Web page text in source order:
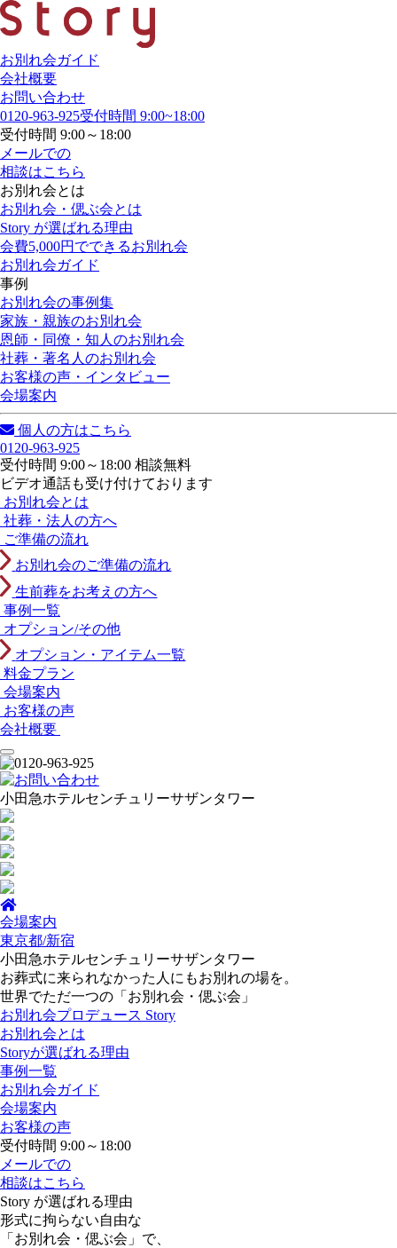
お別れ会ガイド
会社概要
お問い合わせ
0120-963-925受付時間 9:00~18:00
受付時間 9:00～18:00
メールでの
相談はこちら
お別れ会とは
お別れ会・偲ぶ会とは
Story が選ばれる理由
会費5,000円でできるお別れ会
お別れ会ガイド
事例
お別れ会の事例集
家族・親族のお別れ会
恩師・同僚・知人のお別れ会
社葬・著名人のお別れ会
お客様の声・インタビュー
会場案内
個人の方はこちら
0120-963-925
受付時間 9:00～18:00 相談無料
ビデオ通話も受け付けております
お別れ会とは
社葬・法人の方へ
ご準備の流れ
お別れ会のご準備の流れ
生前葬をお考えの方へ
事例一覧
オプション/その他
オプション・アイテム一覧
料金プラン
会場案内
お客様の声
会社概要
小田急ホテルセンチュリーサザンタワー
会場案内
東京都/新宿
小田急ホテルセンチュリーサザンタワー
お葬式に来られなかった人にもお別れの場を。
世界でただ一つの「お別れ会・偲ぶ会」
お別れ会プロデュース Story
お別れ会とは
Storyが選ばれる理由
事例一覧
お別れ会ガイド
会場案内
お客様の声
受付時間 9:00～18:00
メールでの
相談はこちら
Story が選ばれる理由
形式に拘らない自由な
「お別れ会・偲ぶ会」で、